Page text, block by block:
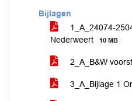
Bijlagen
1_A_24074-
Nederweert
10 MB
2_A_B&W
3_A_Bijlage 1